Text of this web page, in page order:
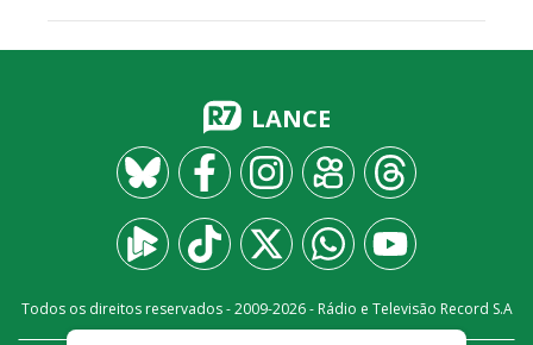
LANCE
Todos os direitos reservados - 2009-2026- Rádio e Televisão Record S.A